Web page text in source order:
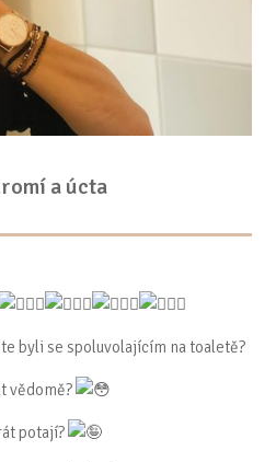
a úcta
byli se spoluvolajícím na toaletě?
vědomě?
potají?